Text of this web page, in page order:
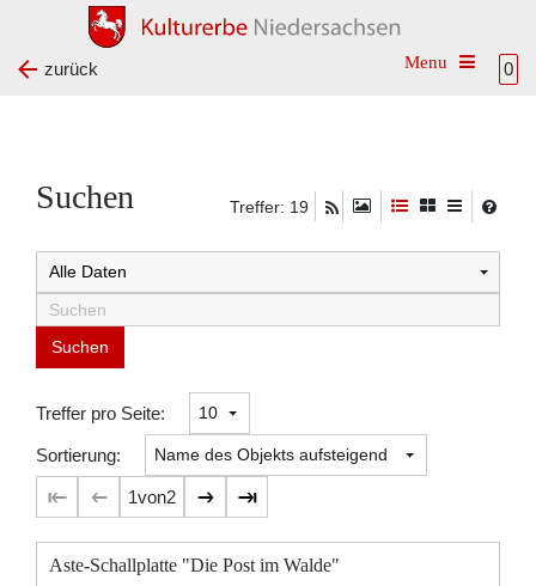
0
Toggle
zurück
Suchen Treffer: 19
Suchtreffer:
Treffer pro Seite:
Sortierung:
1von2
Aste-Schallplatte "Die Post im Walde"